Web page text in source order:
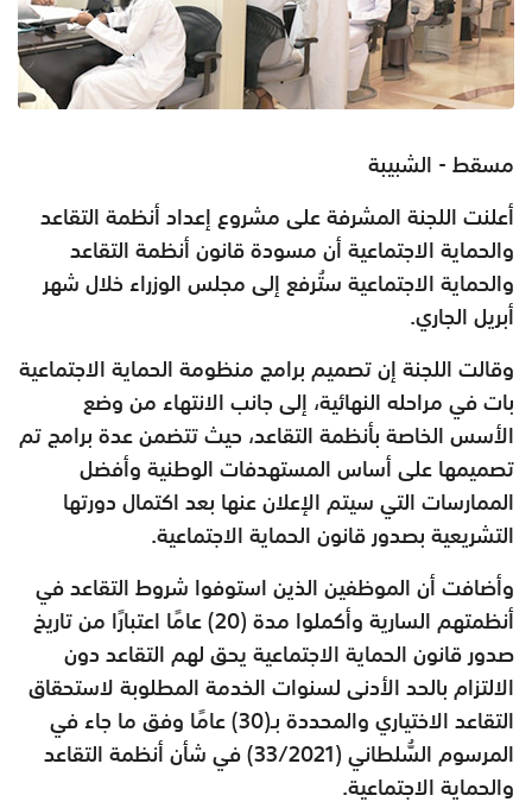
مسقط - الشبيبة
أعلنت اللجنة المشرفة على مشروع إعداد أنظمة التقاعد
والحماية الاجتماعية أن مسودة قانون أنظمة التقاعد
والحماية الاجتماعية ستُرفع إلى مجلس الوزراء خلال شهر
أبريل الجاري.
وقالت اللجنة إن تصميم برامج منظومة الحماية الاجتماعية
بات في مراحله النهائية، إلى جانب الانتهاء من وضع
الأسس الخاصة بأنظمة التقاعد، حيث تتضمن عدة برامج تم
تصميمها على أساس المستهدفات الوطنية وأفضل
الممارسات التي سيتم الإعلان عنها بعد اكتمال دورتها
التشريعية بصدور قانون الحماية الاجتماعية.
وأضافت أن الموظفين الذين استوفوا شروط التقاعد في
أنظمتهم السارية وأكملوا مدة (20) عامًا اعتبارًا من تاريخ
صدور قانون الحماية الاجتماعية يحق لهم التقاعد دون
الالتزام بالحد الأدنى لسنوات الخدمة المطلوبة لاستحقاق
التقاعد الاختياري والمحددة بـ(30) عامًا وفق ما جاء في
المرسوم السُّلطاني (33/2021) في شأن أنظمة التقاعد
والحماية الاجتماعية.